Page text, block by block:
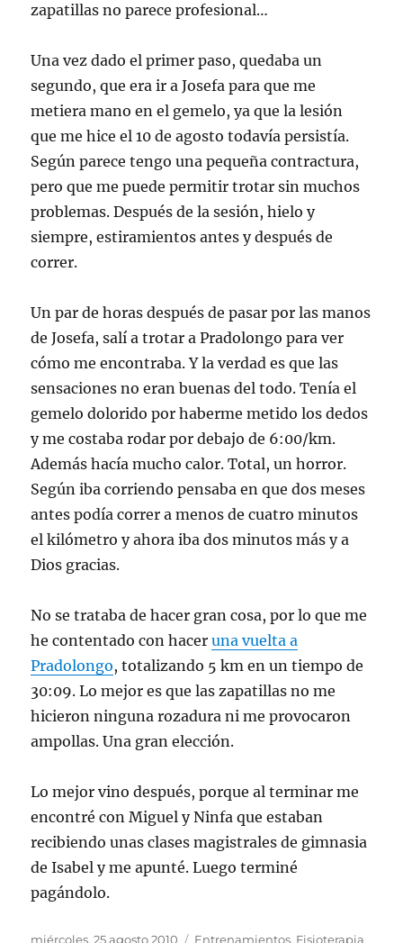
zapatillas no parece profesional…
Una vez dado el primer paso, quedaba un
segundo, que era ir a Josefa para que me
metiera mano en el gemelo, ya que la lesión
que me hice el 10 de agosto todavía persistía.
Según parece tengo una pequeña contractura,
pero que me puede permitir trotar sin muchos
problemas. Después de la sesión, hielo y
siempre, estiramientos antes y después de
correr.
Un par de horas después de pasar por las manos
de Josefa, salí a trotar a Pradolongo para ver
cómo me encontraba. Y la verdad es que las
sensaciones no eran buenas del todo. Tenía el
gemelo dolorido por haberme metido los dedos
y me costaba rodar por debajo de 6:00/km.
Además hacía mucho calor. Total, un horror.
Según iba corriendo pensaba en que dos meses
antes podía correr a menos de cuatro minutos
el kilómetro y ahora iba dos minutos más y a
Dios gracias.
No se trataba de hacer gran cosa, por lo que me
he contentado con haceruna vuelta a
Pradolongo, totalizando 5 km en un tiempo de
30:09. Lo mejor es que las zapatillas no me
hicieron ninguna rozadura ni me provocaron
ampollas. Una gran elección.
Lo mejor vino después, porque al terminar me
encontré con Miguel y Ninfa que estaban
recibiendo unas clases magistrales de gimnasia
de Isabel y me apunté. Luego terminé
pagándolo.
Publicado
miércoles, 25 agosto 2010 Categorías
Entrenamientos, Fisioterapia